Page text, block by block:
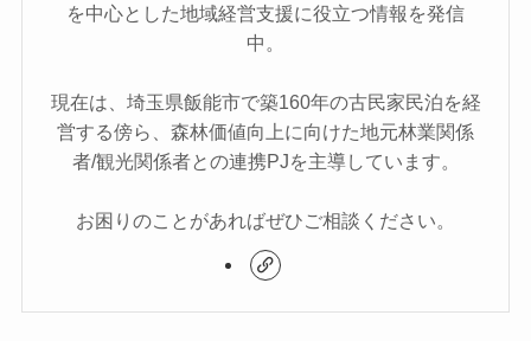
を中心とした地域経営支援に役立つ情報を発信
中。
現在は、埼玉県飯能市で築160年の古民家民泊を経
営する傍ら、森林価値向上に向けた地元林業関係
者/観光関係者との連携PJを主導しています。
お困りのことがあればぜひご相談ください。